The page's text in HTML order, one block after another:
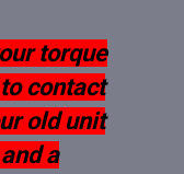
torque
contact
old unit
a